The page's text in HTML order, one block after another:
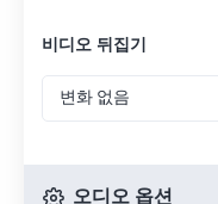
비디오 뒤집기
변화 없음
오디오 옵션